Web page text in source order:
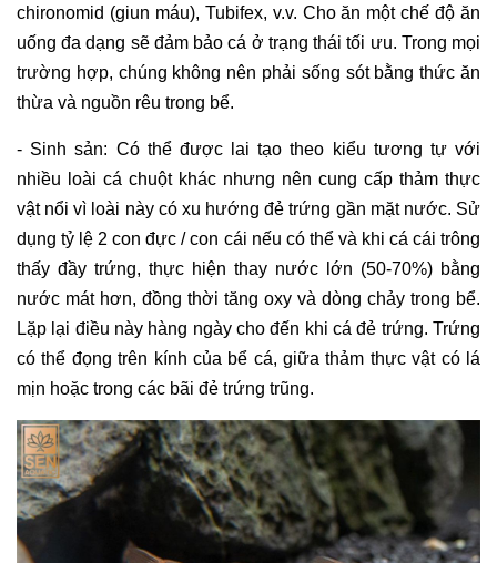
chironomid (giun máu), Tubifex, v.v. Cho ăn một chế độ ăn
uống đa dạng sẽ đảm bảo cá ở trạng thái tối ưu. Trong mọi
trường hợp, chúng không nên phải sống sót bằng thức ăn
thừa và nguồn rêu trong bể.
- Sinh sản: Có thể được lai tạo theo kiểu tương tự với
nhiều loài cá chuột khác nhưng nên cung cấp thảm thực
vật nổi vì loài này có xu hướng đẻ trứng gần mặt nước. Sử
dụng tỷ lệ 2 con đực / con cái nếu có thể và khi cá cái trông
thấy đầy trứng, thực hiện thay nước lớn (50-70%) bằng
nước mát hơn, đồng thời tăng oxy và dòng chảy trong bể.
Lặp lại điều này hàng ngày cho đến khi cá đẻ trứng. Trứng
có thể đọng trên kính của bể cá, giữa thảm thực vật có lá
mịn hoặc trong các bãi đẻ trứng trũng.